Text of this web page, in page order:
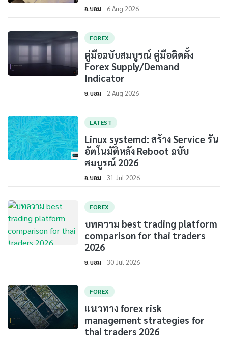
อ.บอม 6 Aug 2026
FOREX
คู่มือฉบับสมบูรณ์ คู่มือติดตั้ง
Forex Supply/Demand
Indicator
อ.บอม 2 Aug 2026
LATEST
Linux systemd: สร้าง Service รัน
อัตโนมัติหลัง Reboot ฉบับ
สมบูรณ์ 2026
อ.บอม 31 Jul 2026
FOREX
บทความ best trading platform
comparison for thai traders
2026
อ.บอม 30 Jul 2026
FOREX
แนวทาง forex risk
management strategies for
thai traders 2026